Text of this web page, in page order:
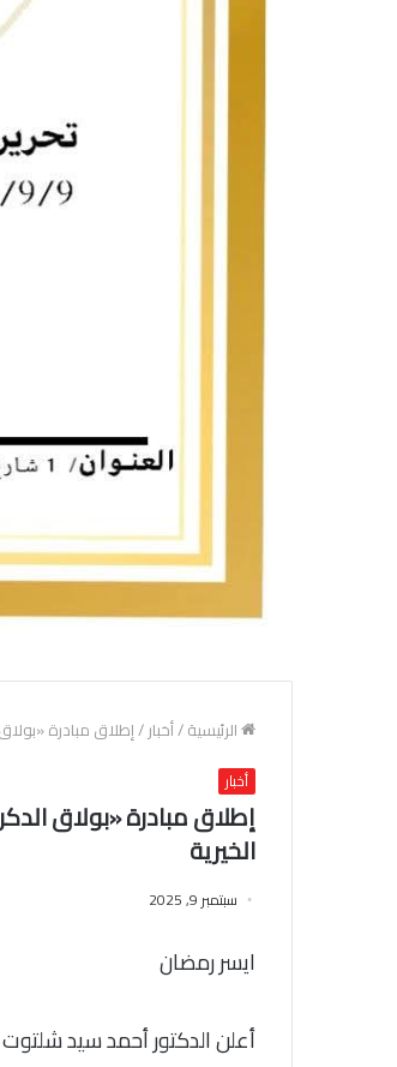
الرئيسية/أخبار/إطلاق مبادرة
أخبار
إطلاق مبادرة «بولاق
الخيرية
سبتمبر 9, 2025
ايسر رمضان
أعلن الدكتور أحمد سيد